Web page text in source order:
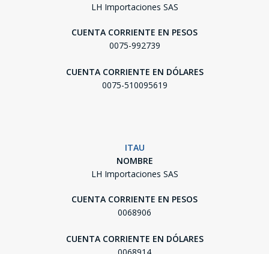
LH Importaciones SAS
CUENTA CORRIENTE EN PESOS
0075-992739
CUENTA CORRIENTE EN DÓLARES
0075-510095619
ITAU
NOMBRE
LH Importaciones SAS
CUENTA CORRIENTE EN PESOS
0068906
CUENTA CORRIENTE EN DÓLARES
0068914